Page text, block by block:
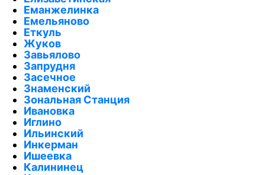
Еманжелинка
Емельяново
Еткуль
Жуков
Завьялово
Запрудня
Засечное
Знаменский
Зональная Станция
Ивановка
Иглино
Ильинский
Инкерман
Ишеевка
Калининец